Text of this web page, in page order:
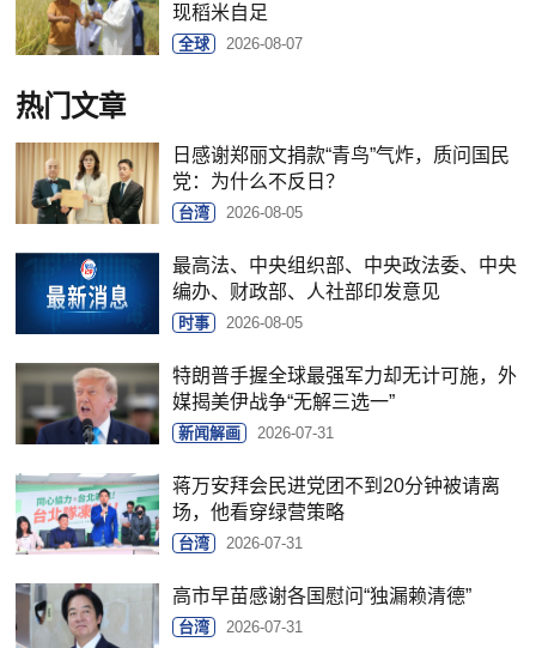
现稻米自足
全球 2026-08-07
热门文章
日感谢郑丽文捐款“青鸟”气炸，质问国民
党：为什么不反日？
台湾 2026-08-05
最高法、中央组织部、中央政法委、中央
编办、财政部、人社部印发意见
时事 2026-08-05
特朗普手握全球最强军力却无计可施，外
媒揭美伊战争“无解三选一”
新闻解画 2026-07-31
蒋万安拜会民进党团不到20分钟被请离
场，他看穿绿营策略
台湾 2026-07-31
高市早苗感谢各国慰问“独漏赖清德”
台湾 2026-07-31